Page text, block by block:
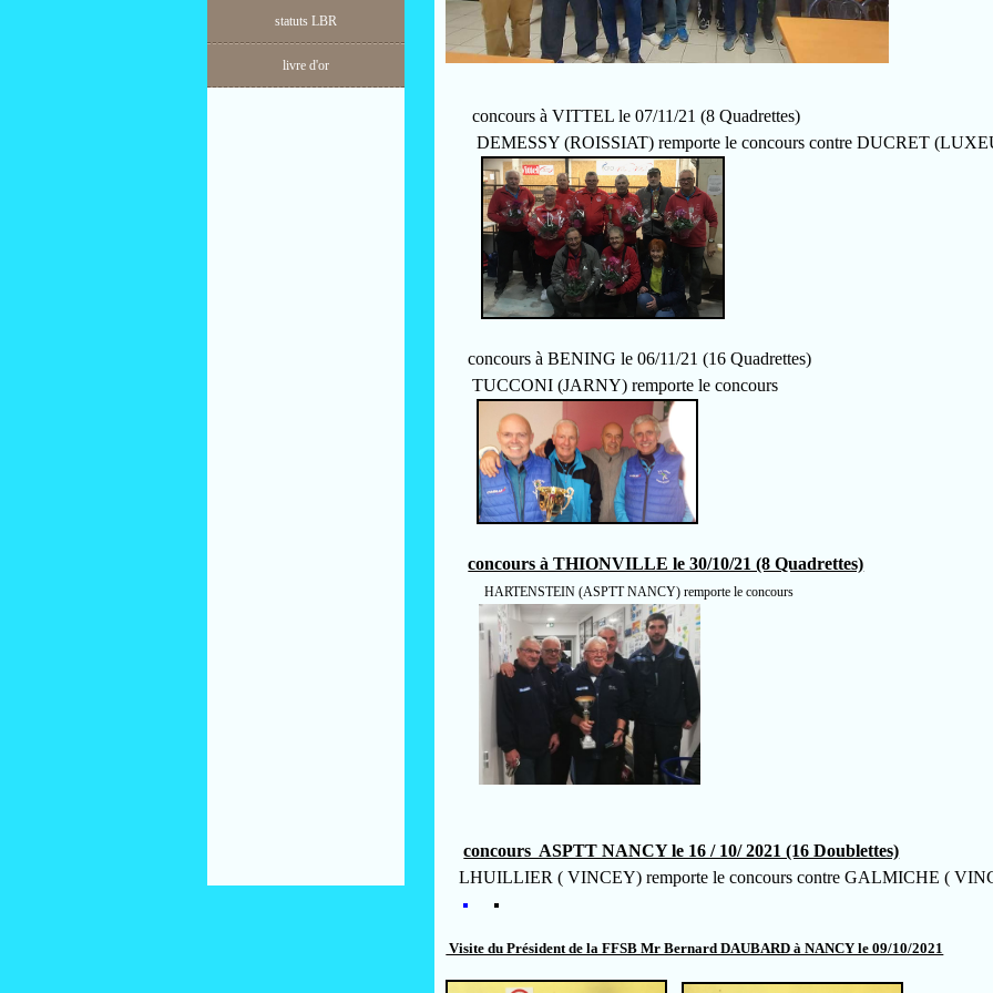
statuts LBR
livre d'or
concours à VITTEL le 07/11/21 (8 Quadrettes)
DEMESSY (ROISSIAT) remporte le concours contre DUCRET
concours à BENING le 06/11/21 (16 Quadrettes)
TUCCONI (JARNY) remporte le concours
concours à THIONVILLE le 30/10/21 (8 Quadrettes)
HARTENSTEIN (ASPTT NANCY) remporte le concours
concours ASPTT NANCY le 16 / 10/ 2021 (16 Doublettes)
LHUILLIER ( VINCEY) remporte le concours contre GALMICHE (
Visite du Président de la FFSB Mr Bernard DAUBARD à NANCY le 09/10/2021